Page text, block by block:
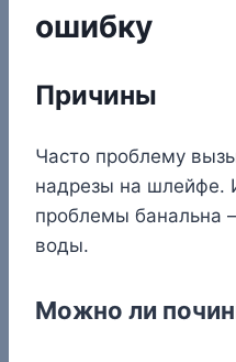
ошибку
Причины
Часто проблему
надрезы на шлейфе.
проблемы банальна
воды.
Можно ли